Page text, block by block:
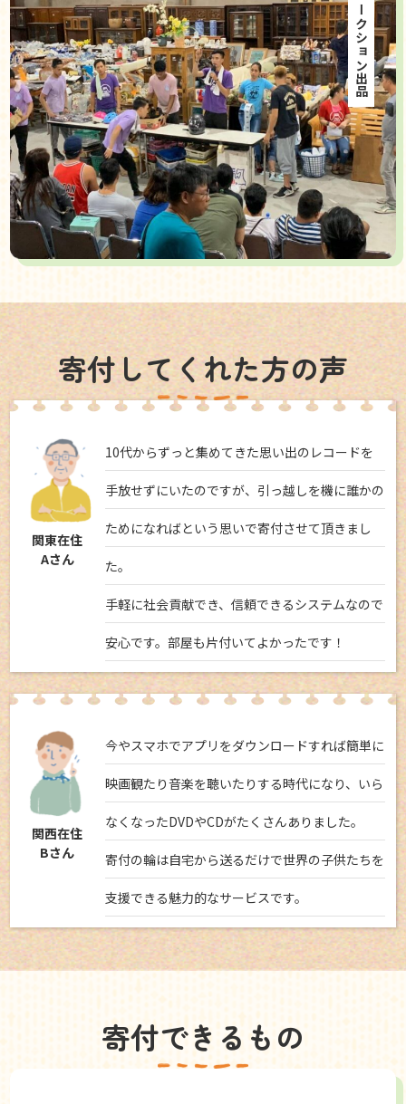
海外オークション出品
寄付してくれた方の声
関東在住
Aさん
10代からずっと集めてきた思い出のレコードを
手放せずにいたのですが、引っ越しを機に誰かの
ためになればという思いで寄付させて頂きまし
た。
手軽に社会貢献でき、信頼できるシステムなので
安心です。部屋も片付いてよかったです！
関西在住
Bさん
今やスマホでアプリをダウンロードすれば簡単に
映画観たり音楽を聴いたりする時代になり、いら
なくなったDVDやCDがたくさんありました。
寄付の輪は自宅から送るだけで世界の子供たちを
支援できる魅力的なサービスです。
寄付できるもの